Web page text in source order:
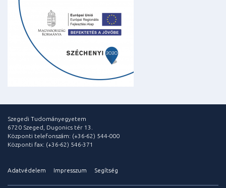
Szegedi Tudományegyetem
6720 Szeged, Dugonics tér 13.
Központi telefonszám: (+36-62) 544-000
Központi fax: (+36-62) 546-371
Adatvédelem Impresszum Segítség